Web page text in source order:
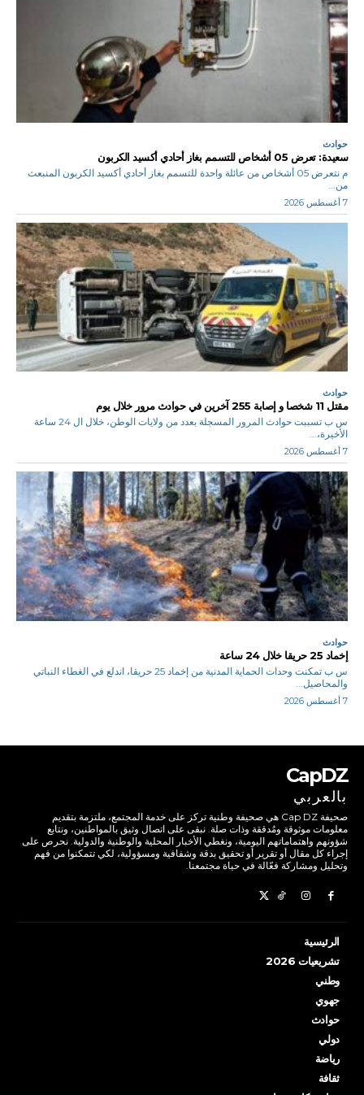
حوادث
سعيدة: تعرض 05 أشخاص للتسمم بغاز أحادي أكسيد الكربون
م نتعرض 05 أشخاص من عائلة واحدة للتسمم بغاز أحادي أكسيد الكربون المنبعث
من...
7 أغسطس 2026
حوادث
مقتل 11 شخصا و إصابة 255 آخرين في حوادث مرور خلال يوم
س ب تسببت حوادث المرور المسجلة بعدد من ولايات الوطن، خلال ال 24 ساعة
الأخيرة،...
7 أغسطس 2026
حوادث
إخماد 25 حريقا خلال 24 ساعة
س ب تمكنت وحدات الحماية المدنية من إخماد 25 حريقا، اندلع في الغطاء النباتي
والمحاصيل...
7 أغسطس 2026
CapDZ
بالعربي
صحيفة Cap DZ هي صحيفة وطنية تركز على خدمة المجتمع، ملتزمة بتقديم
معلومات موثوقة ومُدققة وذات صلة. نبقى على اتصال وثيق بالمواطنين، ونتابع
شؤونهم واهتماماتهم اليومية، ونغطي الأخبار المحلية والوطنية والدولية. نحرص على
إجراء كل مقال أو تقرير أو تحقيق بدقة وشفافية ومسؤولية، لكي تتمكنوا من فهم
وتحليل ومشاركة فعّالة في حياة مجتمعنا.
الرئيسية
تشريعيات 2026
وطني
جهوي
حوادث
دولي
رياضة
ثقافة